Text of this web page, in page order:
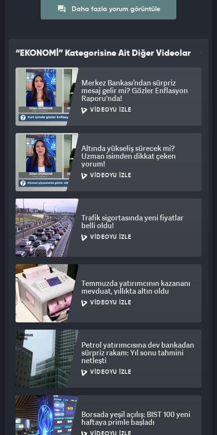
Avrupa sınırına kadar uzanan kesintisiz otoyol ağına entegre
Daha fazla yorum görüntüle
“EKONOMİ” Kategorisine Ait Diğer Videolar
Merkez Bankası’ndan sürpriz
mesaj gelir mi? Gözler Enflasyon
Raporu'nda!
VIDEOYU İZLE
Altında yükseliş sürecek mi?
Uzman isimden dikkat çeken
yorum!
VIDEOYU İZLE
Trafik sigortasında yeni fiyatlar
belli oldu!
VIDEOYU İZLE
Temmuzda yatırımcının kazananı
mevduat, yıllıkta altın oldu
VIDEOYU İZLE
Petrol yatırımcısına dev bankadan
sürpriz rakam: Yıl sonu tahmini
netleşti
VIDEOYU İZLE
Borsada yeşil açılış: BIST 100 yeni
haftaya primle başladı